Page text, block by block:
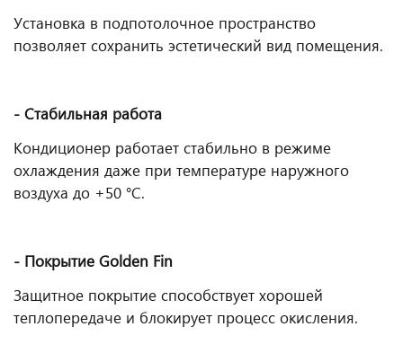
Установка в подпотолочное пространство
позволяет сохранить эстетический вид помещения.
- Стабильная работа
Кондиционер работает стабильно в режиме
охлаждения даже при температуре наружного
воздуха до +50 °С.
- Покрытие Golden Fin
Защитное покрытие способствует хорошей
теплопередаче и блокирует процесс окисления.